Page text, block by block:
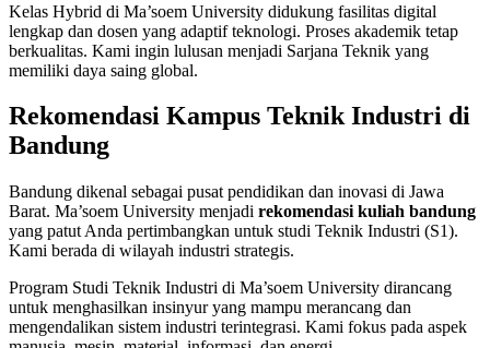
Kelas Hybrid di Ma’soem University didukung fasilitas digital
lengkap dan dosen yang adaptif teknologi. Proses akademik tetap
berkualitas. Kami ingin lulusan menjadi Sarjana Teknik yang
memiliki daya saing global.
Rekomendasi Kampus Teknik Industri di
Bandung
Bandung dikenal sebagai pusat pendidikan dan inovasi di Jawa
Barat. Ma’soem University menjadi rekomendasi kuliah bandung
yang patut Anda pertimbangkan untuk studi Teknik Industri (S1).
Kami berada di wilayah industri strategis.
Program Studi Teknik Industri di Ma’soem University dirancang
untuk menghasilkan insinyur yang mampu merancang dan
mengendalikan sistem industri terintegrasi. Kami fokus pada aspek